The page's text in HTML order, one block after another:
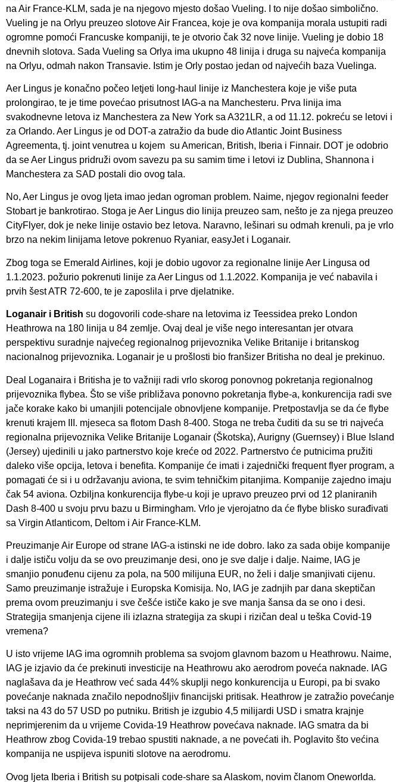
na Air France-KLM, sada je na njegovo mjesto došao Vueling. I to nije došao simbolično.
Vueling je na Orlyu preuzeo slotove Air Francea, koje je ova kompanija morala ustupiti radi
ogromne pomoći Francuske kompaniji, te je otvorio čak 32 nove linije. Vueling je dobio 18
dnevnih slotova. Sada Vueling sa Orlya ima ukupno 48 linija i druga su najveća kompanija
na Orlyu, odmah nakon Transavie. Istim je Orly postao jedan od najvećih baza Vuelinga.
Aer Lingus je konačno počeo letjeti long-haul linije iz Manchestera koje je više puta
prolongirao, te je time povećao prisutnost IAG-a na Manchesteru. Prva linija ima
svakodnevne letova iz Manchestera za New York sa A321LR, a od 11.12. pokreću se letovi i
za Orlando. Aer Lingus je od DOT-a zatražio da bude dio Atlantic Joint Business
Agreementa, tj. joint venutrea u kojem su American, British, Iberia i Finnair. DOT je odobrio
da se Aer Lingus pridruži ovom savezu pa su samim time i letovi iz Dublina, Shannona i
Manchestera za SAD postali dio ovog tala.
No, Aer Lingus je ovog ljeta imao jedan ogroman problem. Naime, njegov regionalni feeder
Stobart je bankrotirao. Stoga je Aer Lingus dio linija preuzeo sam, nešto je za njega preuzeo
CityFlyer, dok je neke linije ostavio bez letova. Naravno, lešinari su odmah krenuli, pa je vrlo
brzo na nekim linijama letove pokrenuo Ryaniar, easyJet i Loganair.
Zbog toga se Emerald Airlines, koji je dobio ugovor za regionalne linije Aer Lingusa od
1.1.2023. požurio pokrenuti linije za Aer Lingus od 1.1.2022. Kompanija je već nabavila i
prvih šest ATR 72-600, te je zaposlila i prve djelatnike.
Loganair i British su dogovorili code-share na letovima iz Teessidea preko London
Heathrowa na 180 linija u 84 zemlje. Ovaj deal je više nego interesantan jer otvara
perspektivu suradnje najvećeg regionalnog prijevoznika Velike Britanije i britanskog
nacionalnog prijevoznika. Loganair je u prošlosti bio franšizer Britisha no deal je prekinuo.
Deal Loganaira i Britisha je to važniji radi vrlo skorog ponovnog pokretanja regionalnog
prijevoznika flybea. Što se više približava ponovno pokretanja flybe-a, konkurencija radi sve
jače korake kako bi umanjili potencijale obnovljene kompanije. Pretpostavlja se da će flybe
krenuti krajem III. mjeseca sa flotom Dash 8-400. Stoga ne treba čuditi da su se tri najveća
regionalna prijevoznika Velike Britanije Loganair (Škotska), Aurigny (Guernsey) i Blue Island
(Jersey) ujedinili u jako partnerstvo koje kreće od 2022. Partnerstvo će putnicima pružiti
daleko više opcija, letova i benefita. Kompanije će imati i zajednički frequent flyer program, a
pomagati će si i u održavanju aviona, te svim tehničkim pitanjima. Kompanije zajedno imaju
čak 54 aviona. Ozbiljna konkurencija flybe-u koji je upravo preuzeo prvi od 12 planiranih
Dash 8-400 u svoju prvu bazu u Birmingham. Vrlo je vjerojatno da će flybe blisko surađivati
sa Virgin Atlanticom, Deltom i Air France-KLM.
Preuzimanje Air Europe od strane IAG-a istinski ne ide dobro. Iako za sada obije kompanije
i dalje ističu volju da se ovo preuzimanje desi, ono je sve dalje i dalje. Naime, IAG je
smanjio ponuđenu cijenu za pola, na 500 milijuna EUR, no želi i dalje smanjivati cijenu.
Samo preuzimanje istražuje i Europska Komisija. No, IAG je zadnjih par dana skeptičan
prema ovom preuzimanju i sve češće ističe kako je sve manja šansa da se ono i desi.
Strategija smanjenja cijene ili izlazna strategija za skupi i rizičan deal u teška Covid-19
vremena?
U isto vrijeme IAG ima ogromnih problema sa svojom glavnom bazom u Heathrowu. Naime,
IAG je izjavio da će prekinuti investicije na Heathrowu ako aerodrom poveća naknade. IAG
naglašava da je Heathrow već sada 44% skuplji nego konkurencija u Europi, pa bi svako
povećanje naknada značilo nepodnošljiv financijski pritisak. Heathrow je zatražio povećanje
taksi na 43 do 57 USD po putniku. British je izgubio 4,5 milijardi USD i smatra krajnje
neprimjerenim da u vrijeme Covida-19 Heathrow povećava naknade. IAG smatra da bi
Heathrow zbog Covida-19 trebao spustiti naknade, a ne povećati ih. Poglavito što većina
kompanija ne uspijeva ispuniti slotove na aerodromu.
Ovog ljeta Iberia i British su potpisali code-share sa Alaskom, novim članom Oneworlda.